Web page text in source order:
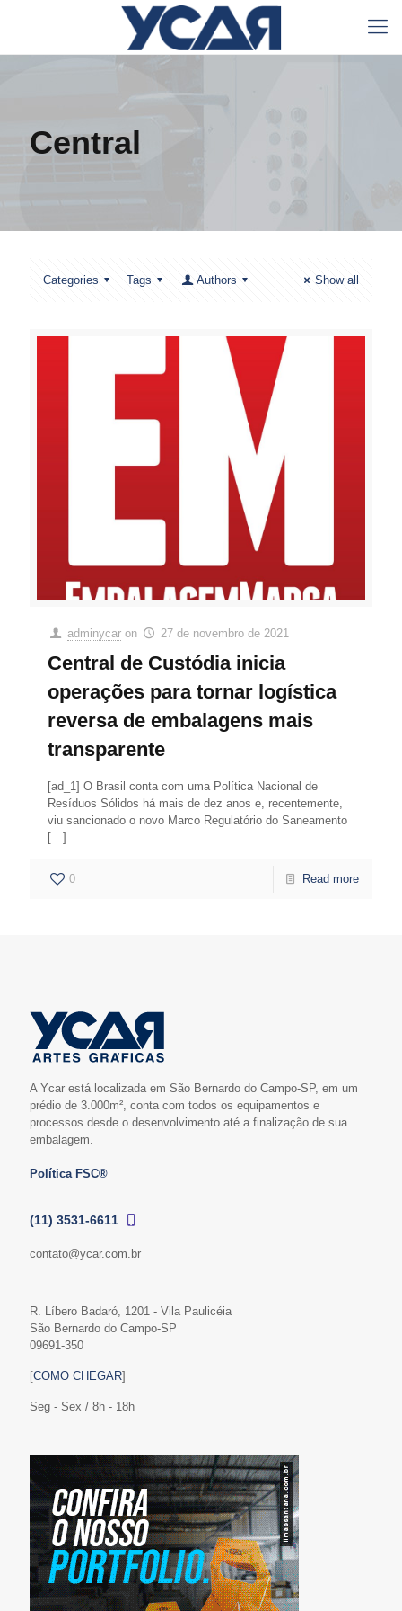
Central
Categories Tags Authors Show all
adminycar on 27 de novembro de 2021
Central de Custódia inicia
operações para tornar logística
reversa de embalagens mais
transparente
[ad_1] O Brasil conta com uma Política Nacional de
Resíduos Sólidos há mais de dez anos e, recentemente,
viu sancionado o novo Marco Regulatório do Saneamento
[…]
0 Read more
A Ycar está localizada em São Bernardo do Campo-SP, em um
prédio de 3.000m², conta com todos os equipamentos e
processos desde o desenvolvimento até a finalização de sua
embalagem.
Política FSC®
(11) 3531-6611
contato@ycar.com.br
R. Líbero Badaró, 1201 - Vila Paulicéia
São Bernardo do Campo-SP
09691-350
[COMO CHEGAR]
Seg - Sex / 8h - 18h